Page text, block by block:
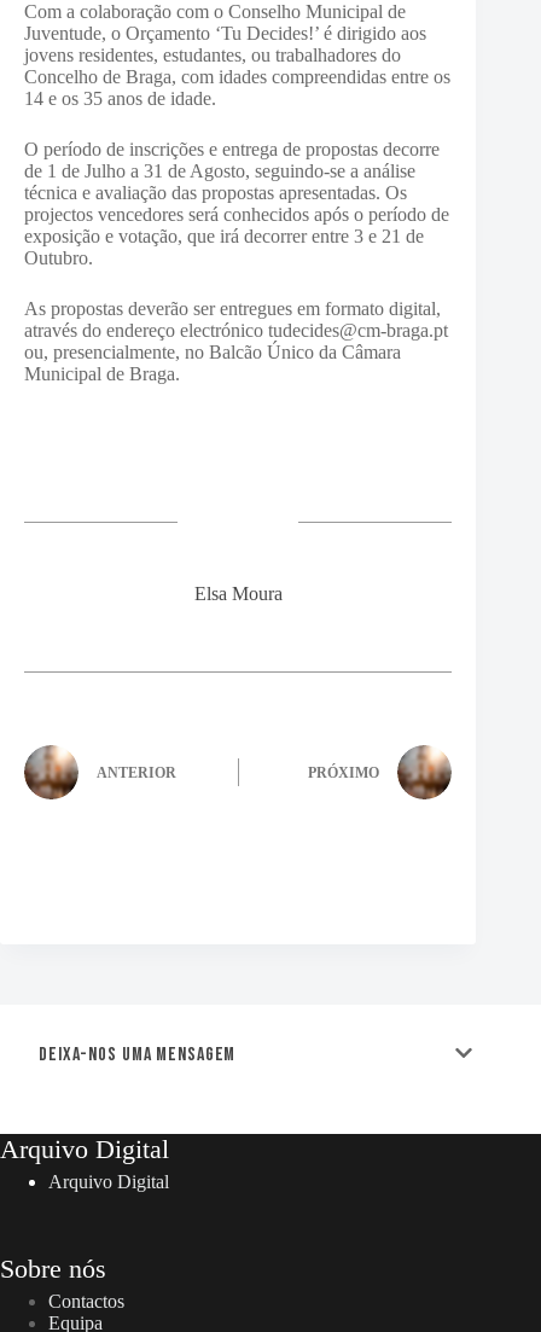
Com a colaboração com o Conselho Municipal de
Juventude, o Orçamento ‘Tu Decides!’ é dirigido aos
jovens residentes, estudantes, ou trabalhadores do
Concelho de Braga, com idades compreendidas entre os
14 e os 35 anos de idade.
O período de inscrições e entrega de propostas decorre
de 1 de Julho a 31 de Agosto, seguindo-se a análise
técnica e avaliação das propostas apresentadas. Os
projectos vencedores será conhecidos após o período de
exposição e votação, que irá decorrer entre 3 e 21 de
Outubro.
As propostas deverão ser entregues em formato digital,
através do endereço electrónico tudecides@cm-braga.pt
ou, presencialmente, no Balcão Único da Câmara
Municipal de Braga.
Elsa Moura
ANTERIOR PRÓXIMO
Deixa-nos uma mensagem
Arquivo Digital
Arquivo Digital
Sobre nós
Contactos
Equipa